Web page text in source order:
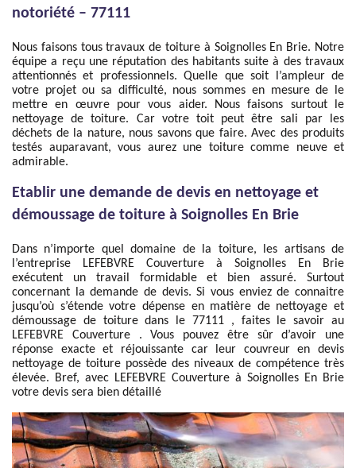
notoriété – 77111
Nous faisons tous travaux de toiture à Soignolles En Brie. Notre
équipe a reçu une réputation des habitants suite à des travaux
attentionnés et professionnels. Quelle que soit l’ampleur de
votre projet ou sa difficulté, nous sommes en mesure de le
mettre en œuvre pour vous aider. Nous faisons surtout le
nettoyage de toiture. Car votre toit peut être sali par les
déchets de la nature, nous savons que faire. Avec des produits
testés auparavant, vous aurez une toiture comme neuve et
admirable.
Etablir une demande de devis en nettoyage et
démoussage de toiture à Soignolles En Brie
Dans n’importe quel domaine de la toiture, les artisans de
l’entreprise LEFEBVRE Couverture à Soignolles En Brie
exécutent un travail formidable et bien assuré. Surtout
concernant la demande de devis. Si vous enviez de connaitre
jusqu’où s’étende votre dépense en matière de nettoyage et
démoussage de toiture dans le 77111 , faites le savoir au
LEFEBVRE Couverture . Vous pouvez être sûr d’avoir une
réponse exacte et réjouissante car leur couvreur en devis
nettoyage de toiture possède des niveaux de compétence très
élevée. Bref, avec LEFEBVRE Couverture à Soignolles En Brie
votre devis sera bien détaillé